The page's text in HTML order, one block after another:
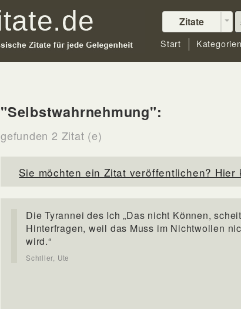
Zitate
Start Kategorien
"Selbstwahrnehmung":
gefunden 2 Zitat (e)
Sie möchten ein Zitat veröffentlichen?
Die Tyrannei des Ich „Das nicht Können,
Hinterfragen, weil das Muss im Nichtwollen
wird.“
Schiller, Ute